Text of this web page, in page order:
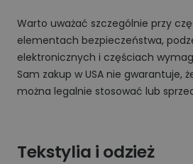
Warto uważać szczególnie przy
elementach bezpieczeństwa,
elektronicznych i częściach
Sam zakup w USA nie gwarantuje,
można legalnie stosować lub
Tekstylia i odzież